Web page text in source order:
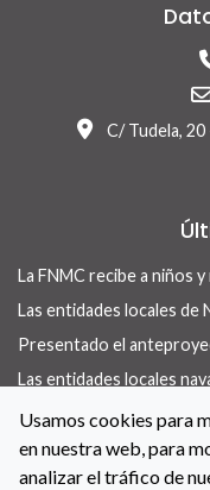
C/ Tudela,
Usamos cookies para
en nuestra web, para
analizar el tráfico de